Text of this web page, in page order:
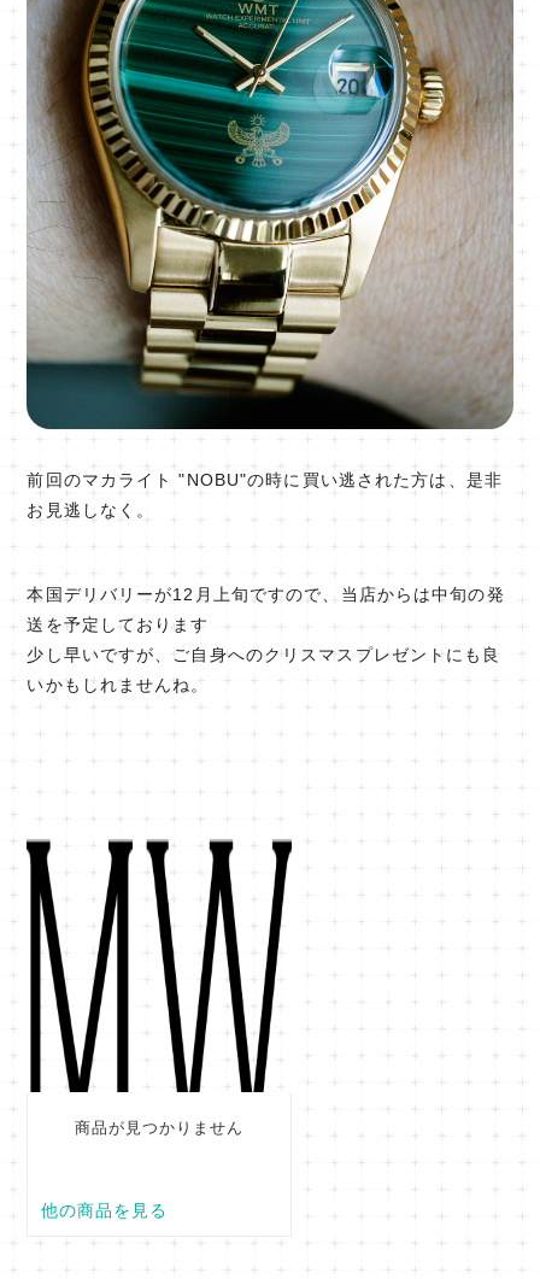
前回のマカライト "NOBU"の時に買い逃された方は、是非
お見逃しなく。
本国デリバリーが12月上旬ですので、当店からは中旬の発
送を予定しております
少し早いですが、ご自身へのクリスマスプレゼントにも良
いかもしれませんね。